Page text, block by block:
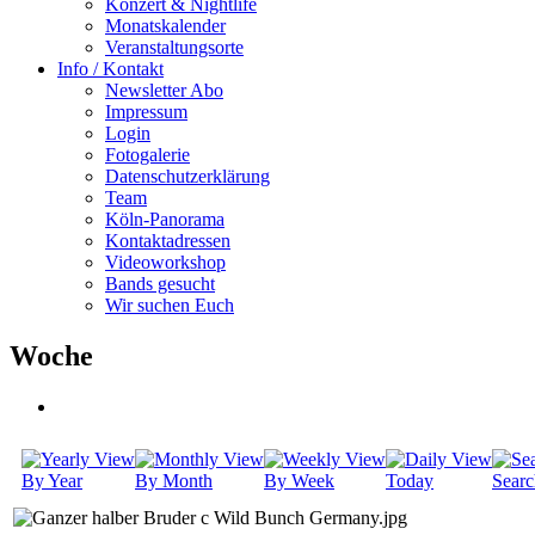
Konzert & Nightlife
Monatskalender
Veranstaltungsorte
Info / Kontakt
Newsletter Abo
Impressum
Login
Fotogalerie
Datenschutzerklärung
Team
Köln-Panorama
Kontaktadressen
Videoworkshop
Bands gesucht
Wir suchen Euch
Woche
By Year By Month By Week Today